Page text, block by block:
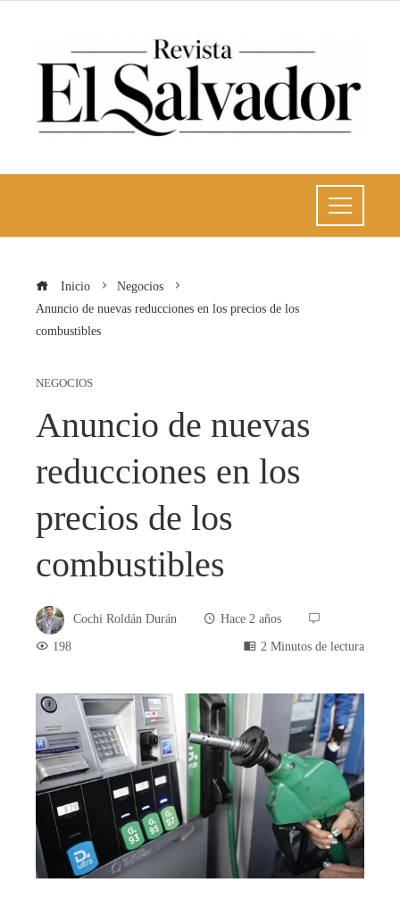
Inicio
Negocios
Anuncio de nuevas reducciones en los precios de los
combustibles
NEGOCIOS
Anuncio de nuevas
reducciones en los
precios de los
combustibles
Cochi Roldán Durán
Hace 2 años
198
2 Minutos de lectura